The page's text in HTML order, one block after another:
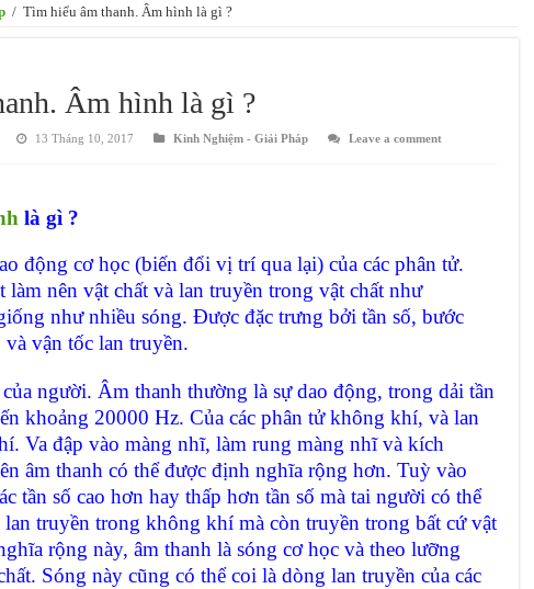
/ Tìm hiểu âm thanh. Âm hình là gì ?
Âm hình là gì ?
13 Tháng 10, 2017 Kinh Nghiệm - Giải Pháp
Leave a comment
là gì ?
động cơ học (biến đổi vị trí qua lại) của các phân tử.
làm nên vật chất và lan truyền trong vật chất như
như nhiều sóng. Được đặc trưng bởi tần số, bước
vận tốc lan truyền.
người. Âm thanh thường là sự dao động, trong dải tần
khoảng 20000 Hz. Của các phân tử không khí, và lan
Va đập vào màng nhĩ, làm rung màng nhĩ và kích
âm thanh có thể được định nghĩa rộng hơn. Tuỳ vào
tần số cao hơn hay thấp hơn tần số mà tai người có thể
truyền trong không khí mà còn truyền trong bất cứ vật
rộng này, âm thanh là sóng cơ học và theo lưỡng
Sóng này cũng có thể coi là dòng lan truyền của các